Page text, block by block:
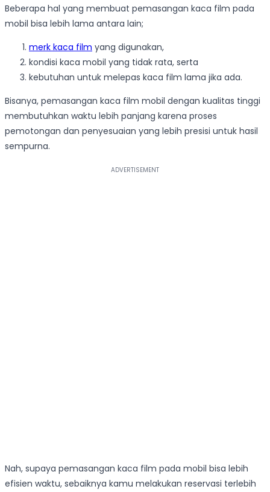
Beberapa hal yang membuat pemasangan kaca film pada
mobil bisa lebih lama antara lain;
merk kaca film yang digunakan,
kondisi kaca mobil yang tidak rata, serta
kebutuhan untuk melepas kaca film lama jika ada.
Bisanya, pemasangan kaca film mobil dengan kualitas tinggi
membutuhkan waktu lebih panjang karena proses
pemotongan dan penyesuaian yang lebih presisi untuk hasil
sempurna.
Nah, supaya pemasangan kaca film pada mobil bisa lebih
efisien waktu, sebaiknya kamu melakukan reservasi terlebih